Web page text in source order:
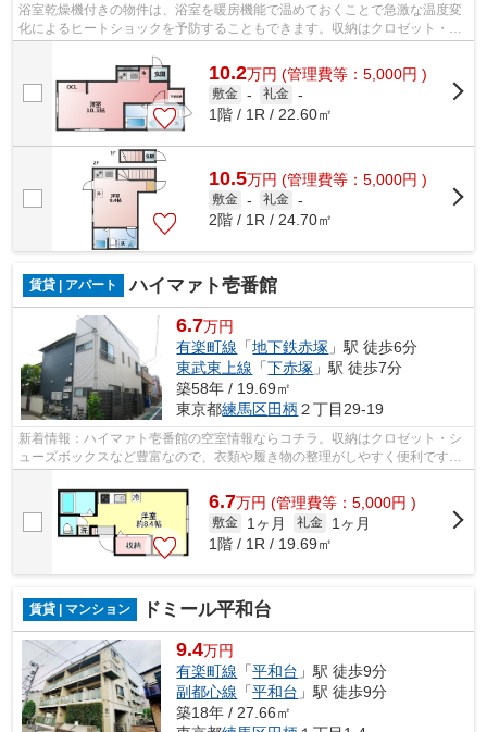
浴室乾燥機付きの物件は、浴室を暖房機能で温めておくことで急激な温度変
化によるヒートショックを予防することもできます。収納はクロゼット・シ
ューズボックスなど豊富なので、広々...
10.2万円 (管理費等：5,000円 )
敷金 - 礼金 -
1階 / 1R / 22.60㎡
10.5万円 (管理費等：5,000円 )
敷金 - 礼金 -
2階 / 1R / 24.70㎡
賃貸 | アパート ハイマァト壱番館
6.7万円
有楽町線 「地下鉄赤塚 」駅 徒歩6分
東武東上線 「下赤塚 」駅 徒歩7分
築58年 / 19.69㎡
東京都練馬区田柄 ２丁目29‐19
新着情報：ハイマァト壱番館の空室情報ならコチラ。収納はクロゼット・シ
ューズボックスなど豊富なので、衣類や履き物の整理がしやすく便利です。
6.7万円 (管理費等：5,000円 )
敷金 1ヶ月 礼金
1ヶ月
1階 / 1R / 19.69㎡
賃貸 | マンション ドミール平和台
9.4万円
有楽町線 「平和台 」駅 徒歩9分
副都心線 「平和台 」駅 徒歩9分
築18年 / 27.66㎡